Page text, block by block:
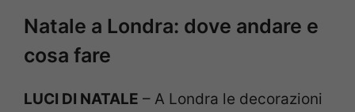
Natale a Londra: dove andare e
cosa fare
LUCI DI NATALE – A Londra le decorazioni